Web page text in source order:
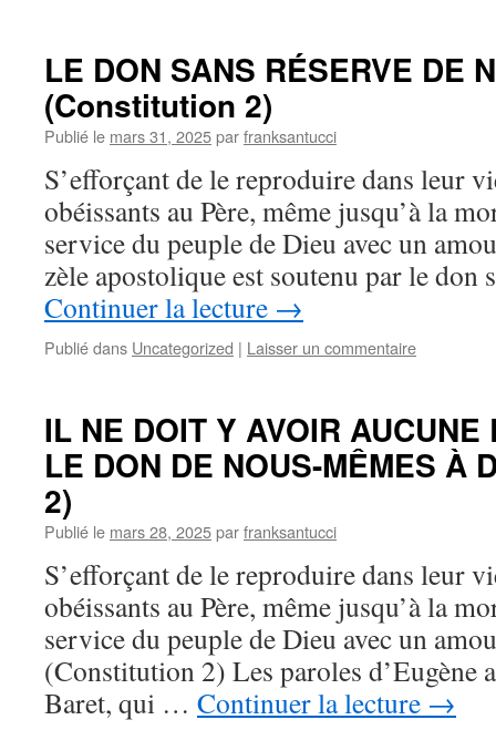
LE DON SANS RÉSERVE DE
(Constitution 2)
Publié le mars 31, 2025parfranksantucci
S’efforçant de le reproduire dans leur
obéissants au Père, même jusqu’à la
service du peuple de Dieu avec un
zèle apostolique est soutenu par le don
Continuer la lecture →
Publié dans Uncategorized | Laisser un commentaire
IL NE DOIT Y AVOIR AUCUNE
LE DON DE NOUS-MÊMES À
2)
Publié le mars 28, 2025parfranksantucci
S’efforçant de le reproduire dans leur
obéissants au Père, même jusqu’à la
service du peuple de Dieu avec un
(Constitution 2) Les paroles d’Eugène
Baret, qui … Continuer la lecture →